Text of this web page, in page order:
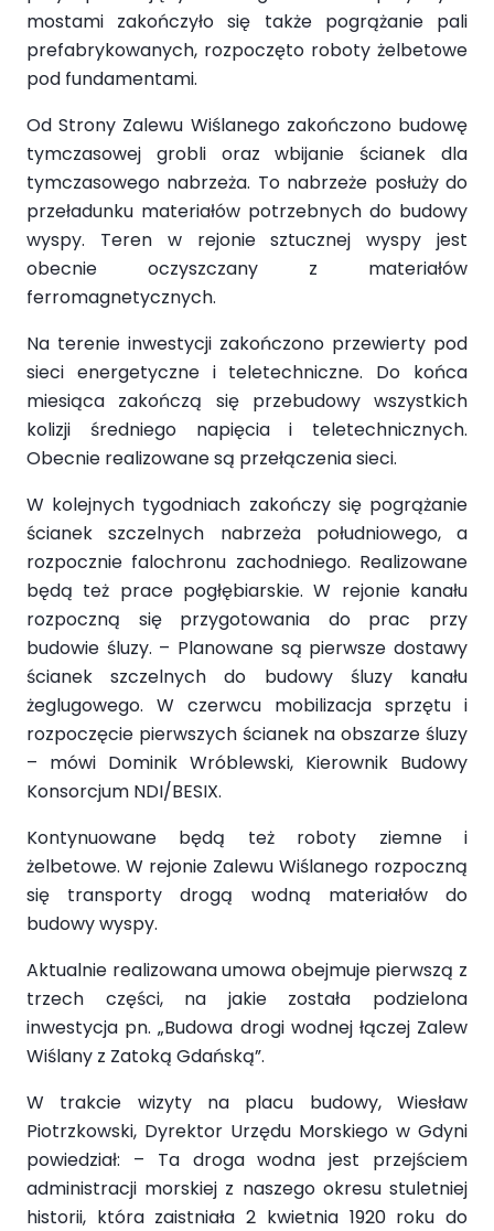
mostami zakończyło się także pogrążanie pali
prefabrykowanych, rozpoczęto roboty żelbetowe
pod fundamentami.
Od Strony Zalewu Wiślanego zakończono budowę
tymczasowej grobli oraz wbijanie ścianek dla
tymczasowego nabrzeża. To nabrzeże posłuży do
przeładunku materiałów potrzebnych do budowy
wyspy. Teren w rejonie sztucznej wyspy jest
obecnie oczyszczany z materiałów
ferromagnetycznych.
Na terenie inwestycji zakończono przewierty pod
sieci energetyczne i teletechniczne. Do końca
miesiąca zakończą się przebudowy wszystkich
kolizji średniego napięcia i teletechnicznych.
Obecnie realizowane są przełączenia sieci.
W kolejnych tygodniach zakończy się pogrążanie
ścianek szczelnych nabrzeża południowego, a
rozpocznie falochronu zachodniego. Realizowane
będą też prace pogłębiarskie. W rejonie kanału
rozpoczną się przygotowania do prac przy
budowie śluzy. – Planowane są pierwsze dostawy
ścianek szczelnych do budowy śluzy kanału
żeglugowego. W czerwcu mobilizacja sprzętu i
rozpoczęcie pierwszych ścianek na obszarze śluzy
– mówi Dominik Wróblewski, Kierownik Budowy
Konsorcjum NDI/BESIX.
Kontynuowane będą też roboty ziemne i
żelbetowe. W rejonie Zalewu Wiślanego rozpoczną
się transporty drogą wodną materiałów do
budowy wyspy.
Aktualnie realizowana umowa obejmuje pierwszą z
trzech części, na jakie została podzielona
inwestycja pn. „Budowa drogi wodnej łączej Zalew
Wiślany z Zatoką Gdańską”.
W trakcie wizyty na placu budowy, Wiesław
Piotrzkowski, Dyrektor Urzędu Morskiego w Gdyni
powiedział: – Ta droga wodna jest przejściem
administracji morskiej z naszego okresu stuletniej
historii, która zaistniała 2 kwietnia 1920 roku do